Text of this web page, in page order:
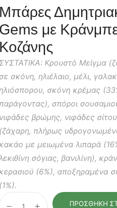
Μπάρες
Gems με
Κοζάνης
Κρουστό Μείγμα
σε σκόνη, ηλιέλαιο, μέλι,
σκόνη κρέμας
παράγοντας), σπόροι
νιφάδες βρώμης, νιφάδες
(ζάχαρη, πλήρως
με μειωμένα λιπαρά
σόγιας, βανιλίνη),
(6%), αποξηραμένα
(1%).
ΠΡΟΣΘΉΚΗ